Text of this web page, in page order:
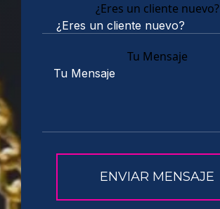
¿Eres un cliente nuevo?
Tu Mensaje